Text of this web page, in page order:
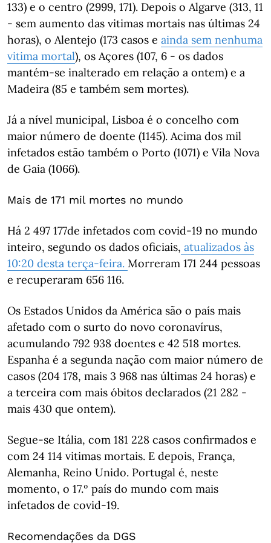
133) e o centro (2999, 171). Depois o Algarve (313, 11
- sem aumento das vitimas mortais nas últimas 24
horas), o Alentejo (173 casos e ainda sem nenhuma
vitima mortal), os Açores (107, 6 - os dados
mantém-se inalterado em relação a ontem) e a
Madeira (85 e também sem mortes).
Já a nível municipal, Lisboa é o concelho com
maior número de doente (1145). Acima dos mil
infetados estão também o Porto (1071) e Vila Nova
de Gaia (1066).
Mais de 171 mil mortes no mundo
Há 2 497 177de infetados com covid-19 no mundo
inteiro, segundo os dados oficiais, atualizados às
10:20 desta terça-feira. Morreram 171 244 pessoas
e recuperaram 656 116.
Os Estados Unidos da América são o país mais
afetado com o surto do novo coronavírus,
acumulando 792 938 doentes e 42 518 mortes.
Espanha é a segunda nação com maior número de
casos (204 178, mais 3 968 nas últimas 24 horas) e
a terceira com mais óbitos declarados (21 282 -
mais 430 que ontem).
Segue-se Itália, com 181 228 casos confirmados e
com 24 114 vitimas mortais. E depois, França,
Alemanha, Reino Unido. Portugal é, neste
momento, o 17.º país do mundo com mais
infetados de covid-19.
Recomendações da DGS